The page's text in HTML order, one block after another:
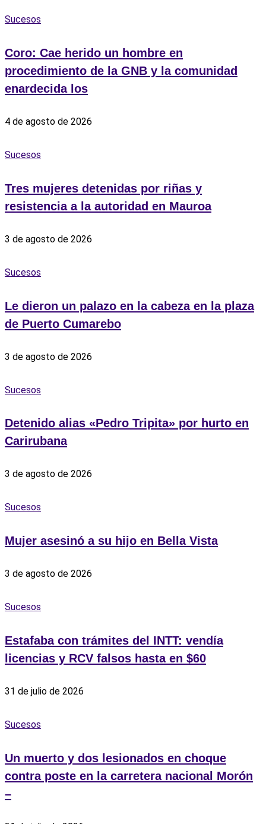
Sucesos
Coro: Cae herido un hombre en
procedimiento de la GNB y la comunidad
enardecida los
4 de agosto de 2026
Sucesos
Tres mujeres detenidas por riñas y
resistencia a la autoridad en Mauroa
3 de agosto de 2026
Sucesos
Le dieron un palazo en la cabeza en la plaza
de Puerto Cumarebo
3 de agosto de 2026
Sucesos
Detenido alias «Pedro Tripita» por hurto en
Carirubana
3 de agosto de 2026
Sucesos
‎Mujer asesinó a su hijo en Bella Vista
3 de agosto de 2026
Sucesos
Estafaba con trámites del INTT: vendía
licencias y RCV falsos hasta en $60
31 de julio de 2026
Sucesos
Un muerto y dos lesionados en choque
contra poste en la carretera nacional Morón
–